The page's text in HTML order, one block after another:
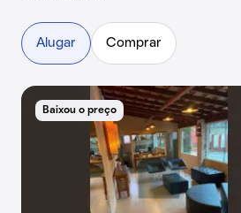
Baixou o preço
Alugar Comprar